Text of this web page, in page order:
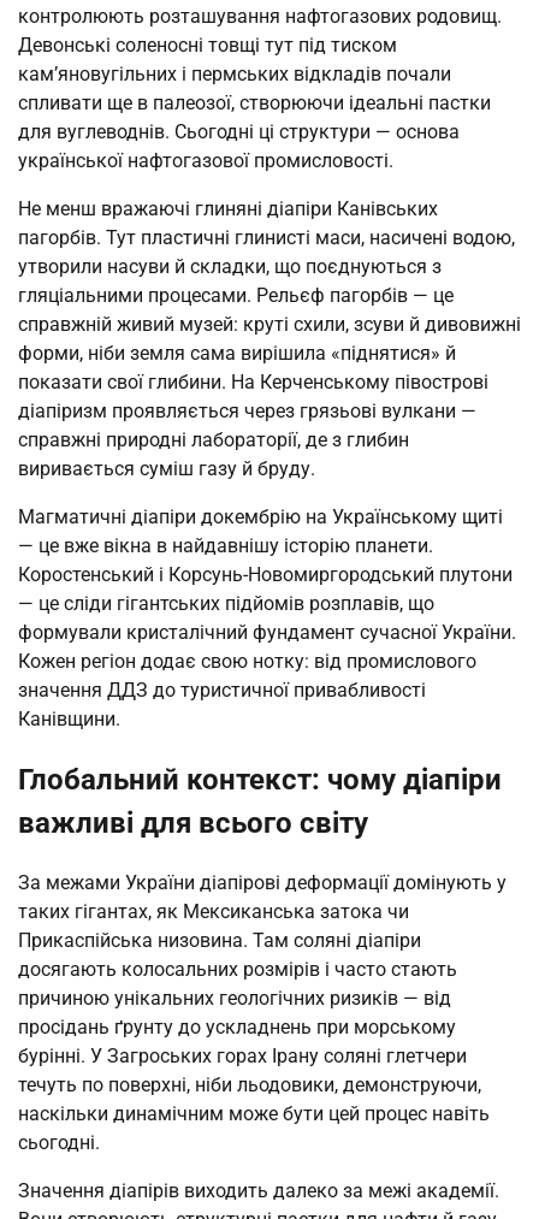
контролюють розташування нафтогазових родовищ.
Девонські соленосні товщі тут під тиском
кам’яновугільних і пермських відкладів почали
спливати ще в палеозої, створюючи ідеальні пастки
для вуглеводнів. Сьогодні ці структури — основа
української нафтогазової промисловості.
Не менш вражаючі глиняні діапіри Канівських
пагорбів. Тут пластичні глинисті маси, насичені водою,
утворили насуви й складки, що поєднуються з
гляціальними процесами. Рельєф пагорбів — це
справжній живий музей: круті схили, зсуви й дивовижні
форми, ніби земля сама вирішила «піднятися» й
показати свої глибини. На Керченському півострові
діапіризм проявляється через грязьові вулкани —
справжні природні лабораторії, де з глибин
виривається суміш газу й бруду.
Магматичні діапіри докембрію на Українському щиті
— це вже вікна в найдавнішу історію планети.
Коростенський і Корсунь-Новомиргородський плутони
— це сліди гігантських підйомів розплавів, що
формували кристалічний фундамент сучасної України.
Кожен регіон додає свою нотку: від промислового
значення ДДЗ до туристичної привабливості
Канівщини.
Глобальний контекст: чому діапіри
важливі для всього світу
За межами України діапірові деформації домінують у
таких гігантах, як Мексиканська затока чи
Прикаспійська низовина. Там соляні діапіри
досягають колосальних розмірів і часто стають
причиною унікальних геологічних ризиків — від
просідань ґрунту до ускладнень при морському
бурінні. У Загроських горах Ірану соляні глетчери
течуть по поверхні, ніби льодовики, демонструючи,
наскільки динамічним може бути цей процес навіть
сьогодні.
Значення діапірів виходить далеко за межі академії.